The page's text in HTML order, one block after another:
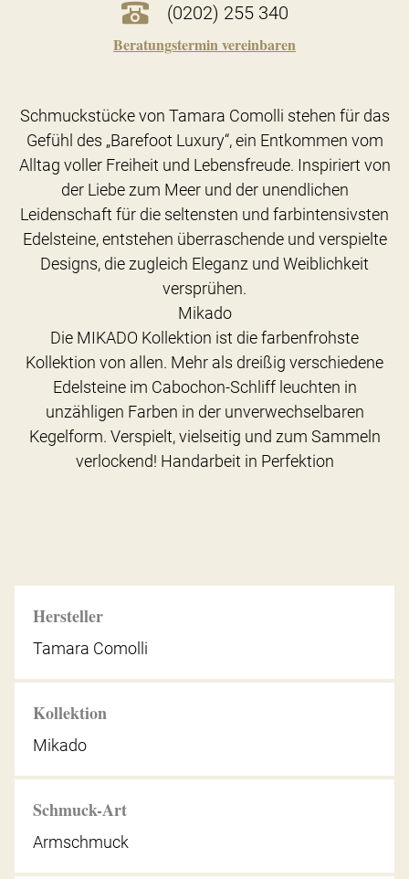
(0202) 255 340
Beratungstermin vereinbaren
Hersteller
Tamara Comolli
Kollektion
Mikado
Schmuck-Art
Armschmuck
Schmuckstücke von Tamara Comolli stehen für das
Gefühl des „Barefoot Luxury“, ein Entkommen vom
Alltag voller Freiheit und Lebensfreude. Inspiriert von
der Liebe zum Meer und der unendlichen
Leidenschaft für die seltensten und farbintensivsten
Edelsteine, entstehen überraschende und verspielte
Designs, die zugleich Eleganz und Weiblichkeit
versprühen.
Mikado
Die MIKADO Kollektion ist die farbenfrohste
Kollektion von allen. Mehr als dreißig verschiedene
Edelsteine im Cabochon-Schliff leuchten in
unzähligen Farben in der unverwechselbaren
Kegelform. Verspielt, vielseitig und zum Sammeln
verlockend! Handarbeit in Perfektion